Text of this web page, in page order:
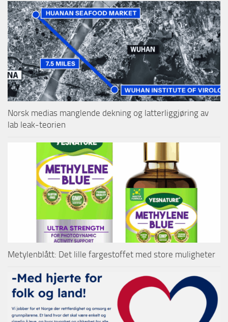
Norsk medias manglende dekning og latterliggjøring av
lab leak-teorien
Metylenblått: Det lille fargestoffet med store muligheter